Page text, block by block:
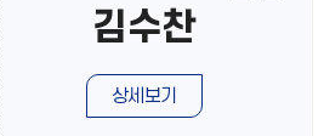
김수찬
상세보기